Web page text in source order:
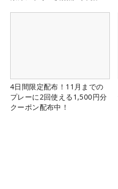
4日間限定配布！11月までの
プレーに2回使える1,500円分
クーポン配布中！